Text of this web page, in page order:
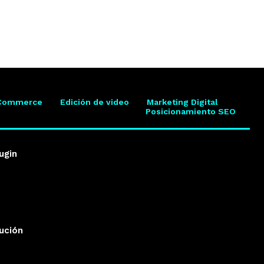
Edición de video
Marketing Digital
Posicionamiento SEO